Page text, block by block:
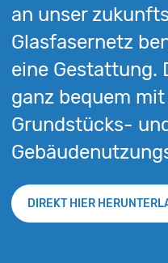
an unser
Glasfasernetz
eine Gestattung.
ganz bequem
Grundstücks-
DIREKT HIER